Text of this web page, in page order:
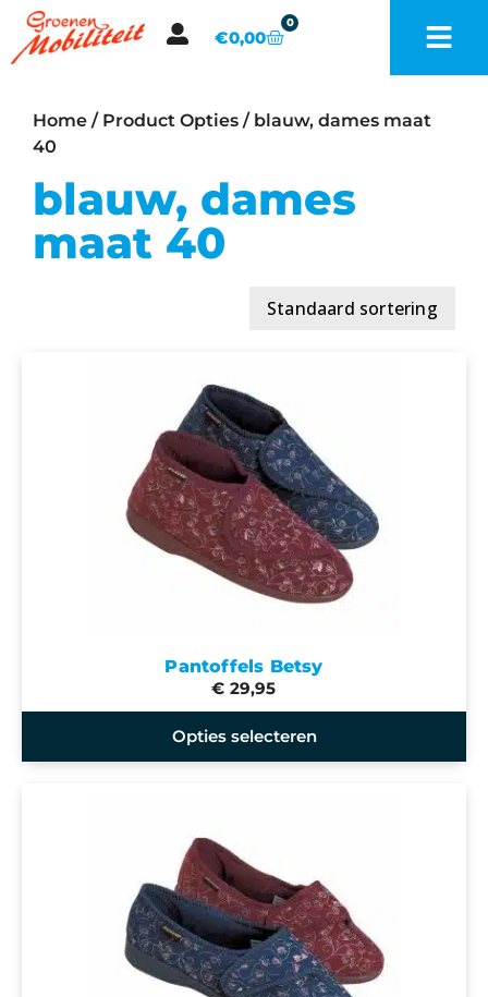
€0,00
0
Home / Product Opties / blauw, dames maat
40
blauw, dames
maat 40
Pantoffels Betsy
€ 29,95
Opties selecteren